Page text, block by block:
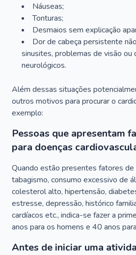
Náuseas;
Tonturas;
Desmaios sem explicação
Dor de cabeça persistente
sinusites, problemas de visão ou
neurológicos.
Além dessas situações
outros motivos para procurar o
exemplo:
Pessoas que apresentam
para doenças
Quando estão presentes fatores de
tabagismo, consumo excessivo de
colesterol alto, hipertensão,
estresse, depressão, histórico
cardíacos etc., indica-se fazer a
anos para os homens e 40 anos
Antes de iniciar uma